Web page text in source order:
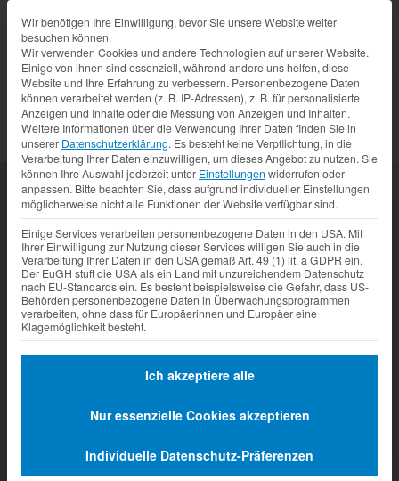
Soziales Engagement
Datenschutz-Präferenz
Wir benötigen Ihre Einwilligung, bevor Sie unsere Website weiter
besuchen können.
Wir verwenden Cookies und andere Technologien auf unserer Website.
Einige von ihnen sind essenziell, während andere uns helfen, diese
Website und Ihre Erfahrung zu verbessern. Personenbezogene Daten
können verarbeitet werden (z. B. IP-Adressen), z. B. für personalisierte
Anzeigen und Inhalte oder die Messung von Anzeigen und Inhalten.
Weitere Informationen über die Verwendung Ihrer Daten finden Sie in
unserer Datenschutzerklärung. Es besteht keine Verpflichtung, in die
Verarbeitung Ihrer Daten einzuwilligen, um dieses Angebot zu nutzen. Sie
können Ihre Auswahl jederzeit unter Einstellungen widerrufen oder
anpassen. Bitte beachten Sie, dass aufgrund individueller Einstellungen
möglicherweise nicht alle Funktionen der Website verfügbar sind.
Einige Services verarbeiten personenbezogene Daten in den USA. Mit
Ihrer Einwilligung zur Nutzung dieser Services willigen Sie auch in die
Verarbeitung Ihrer Daten in den USA gemäß Art. 49 (1) lit. a GDPR ein.
Der EuGH stuft die USA als ein Land mit unzureichendem Datenschutz
nach EU-Standards ein. Es besteht beispielsweise die Gefahr, dass US-
Behörden personenbezogene Daten in Überwachungsprogrammen
verarbeiten, ohne dass für Europäerinnen und Europäer eine
Klagemöglichkeit besteht.
Ich akzeptiere alle
Nur essenzielle Cookies akzeptieren
Individuelle Datenschutz-Präferenzen